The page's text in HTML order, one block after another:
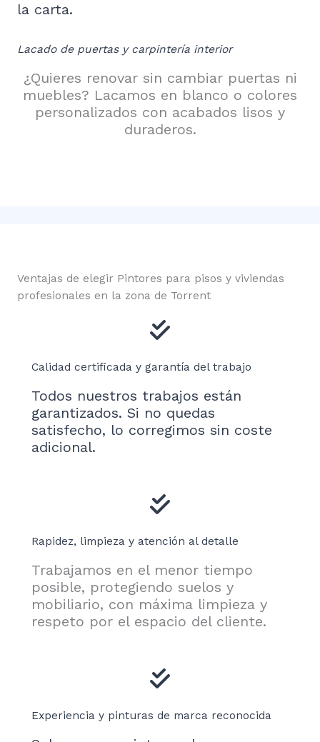
la carta.
Lacado de puertas y carpintería interior
¿Quieres renovar sin cambiar puertas ni
muebles? Lacamos en blanco o colores
personalizados con acabados lisos y
duraderos.
Ventajas de elegir Pintores para pisos y viviendas
profesionales en la zona de Torrent
Calidad certificada y garantía del trabajo
Todos nuestros trabajos están
garantizados. Si no quedas
satisfecho, lo corregimos sin coste
adicional.
Rapidez, limpieza y atención al detalle
Trabajamos en el menor tiempo
posible, protegiendo suelos y
mobiliario, con máxima limpieza y
respeto por el espacio del cliente.
Experiencia y pinturas de marca reconocida